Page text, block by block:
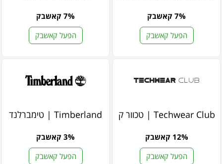
7% קאשבק
הפעל קאשבק
7% קאשבק
הפעל קאשבק
Techwear Club | טכוור קלאב
12% קאשבק
הפעל קאשבק
Timberland | טימברלנד
3% קאשבק
הפעל קאשבק